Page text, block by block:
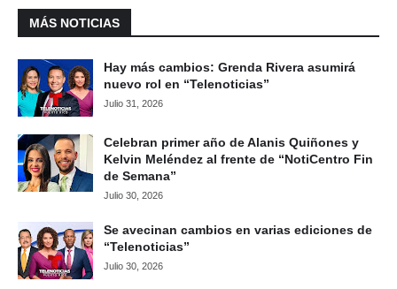
MÁS NOTICIAS
Hay más cambios: Grenda Rivera asumirá
nuevo rol en “Telenoticias”
Julio 31, 2026
Celebran primer año de Alanis Quiñones y
Kelvin Meléndez al frente de “NotiCentro Fin
de Semana”
Julio 30, 2026
Se avecinan cambios en varias ediciones de
“Telenoticias”
Julio 30, 2026